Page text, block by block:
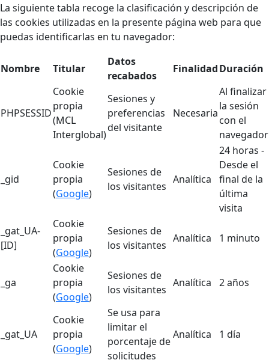
La siguiente tabla recoge la clasificación y descripción de
las cookies utilizadas en la presente página web para que
puedas identificarlas en tu navegador:
Nombre Titular
Datos
recabados
FinalidadDuración
PHPSESSID
Cookie
propia
(MCL
Interglobal)
Sesiones y
preferencias
del visitante
Necesaria
Al finalizar
la sesión
con el
navegador
_gid
Cookie
propia
(Google)
Sesiones de
los visitantes
Analítica
24 horas -
Desde el
final de la
última
visita
_gat_UA-
[ID]
Cookie
propia
(Google)
Sesiones de
los visitantes
Analítica 1 minuto
_ga
Cookie
propia
(Google)
Sesiones de
los visitantes
Analítica 2 años
_gat_UA
Cookie
propia
(Google)
Se usa para
limitar el
porcentaje de
solicitudes
Analítica 1 día